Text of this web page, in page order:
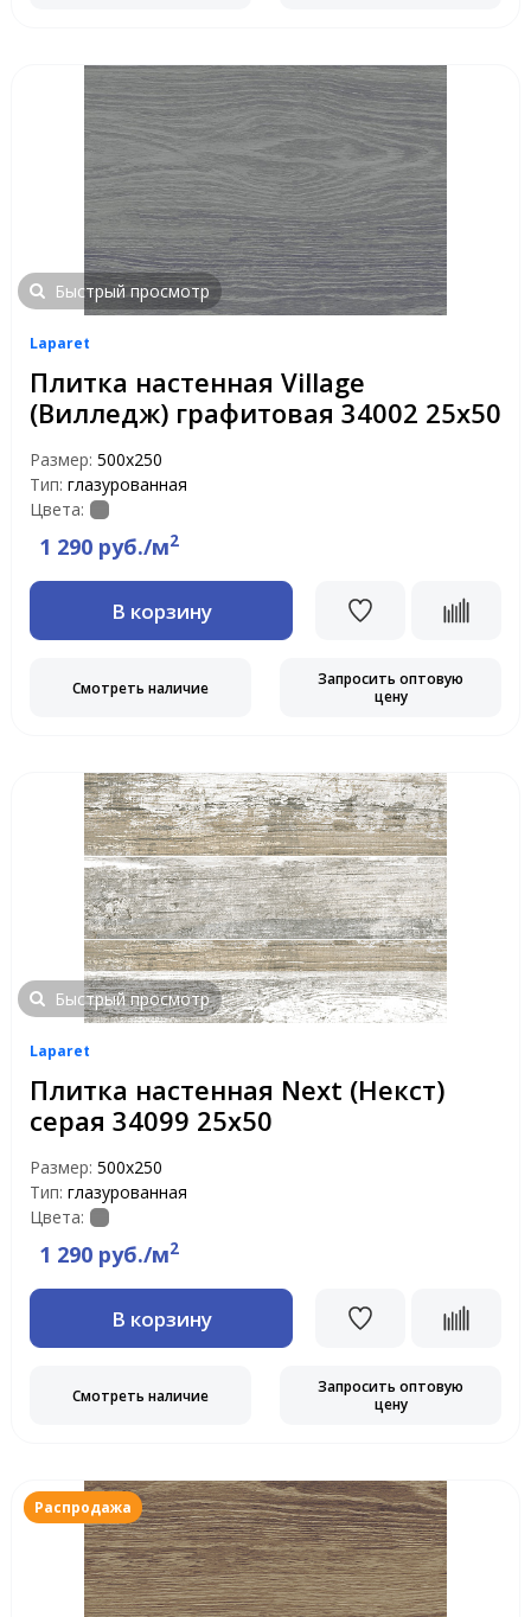
Быстрый просмотр
Laparet
Плитка настенная Village
(Вилледж) графитовая 34002 25х50
Размер: 500х250
Тип: глазурованная
Цвета:
1 290 руб./м2
В корзину
Смотреть наличие
Запросить оптовую
цену
Быстрый просмотр
Laparet
Плитка настенная Next (Некст)
серая 34099 25х50
Размер: 500х250
Тип: глазурованная
Цвета:
1 290 руб./м2
В корзину
Смотреть наличие
Запросить оптовую
цену
Распродажа